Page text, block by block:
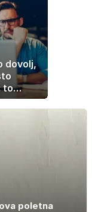
dovolj,
to
da
poletna